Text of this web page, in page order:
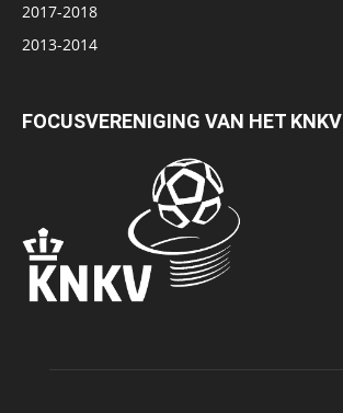
2017-2018
2013-2014
FOCUSVERENIGING VAN HET KNKV